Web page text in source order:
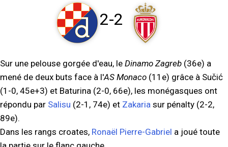
2-2
Sur une pelouse gorgée d'eau, le Dinamo Zagreb (36e) a
mené de deux buts face à l'AS Monaco (11e) grâce à Sučić
(1-0, 45e+3) et Baturina (2-0, 66e), les monégasques ont
répondu par Salisu (2-1, 74e) et Zakaria sur pénalty (2-2,
89e).
Dans les rangs croates, Ronaël Pierre-Gabriel a joué toute